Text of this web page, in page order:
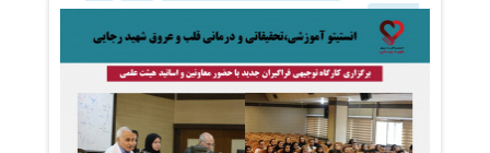
تصویری